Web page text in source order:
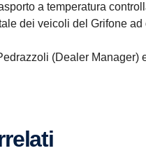
a temperatura
dei veicoli del Grifone ad
(Dealer